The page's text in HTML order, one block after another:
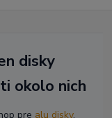
disky
okolo nich
pre alu disky.